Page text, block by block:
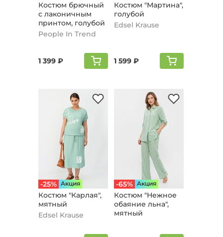
Костюм брючный
с лаконичным
принтом, голубой
People In Trend
1 399 ₽
Костюм "Мартина",
голубой
Edsel Krause
1 599 ₽
-25% Aкция
Костюм "Карлая",
мятный
Edsel Krause
-65% Aкция
Костюм "Нежное
обаяние льна",
мятный